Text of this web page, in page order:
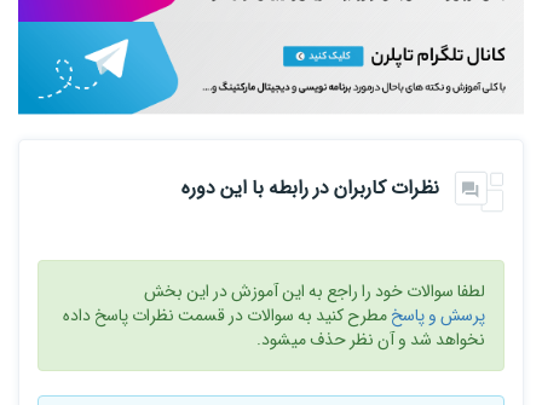
نظرات کاربران در رابطه با این دوره
لطفا سوالات خود را راجع به این آموزش در این بخش
پرسش و پاسخمطرح کنید به سوالات در قسمت نظرات پاسخ داده
نخواهد شد و آن نظر حذف میشود.